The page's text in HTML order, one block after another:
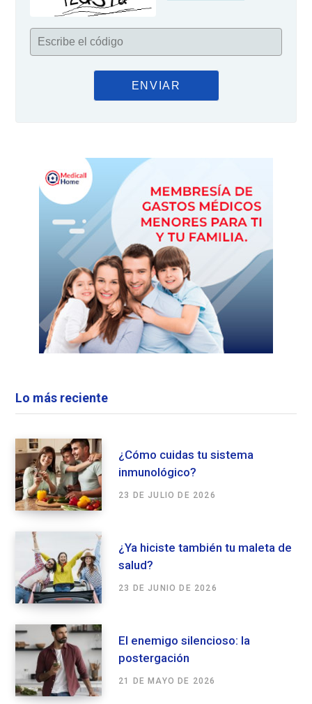
Escribe el código
Lo más reciente
¿Cómo cuidas tu sistema
inmunológico?
23 DE JULIO DE 2026
¿Ya hiciste también tu maleta de
salud?
23 DE JUNIO DE 2026
El enemigo silencioso: la
postergación
21 DE MAYO DE 2026